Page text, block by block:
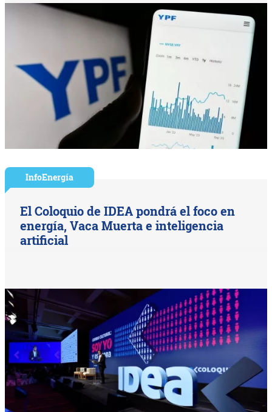
InfoEnergía
El Coloquio de IDEA pondrá el foco en
energía, Vaca Muerta e inteligencia
artificial